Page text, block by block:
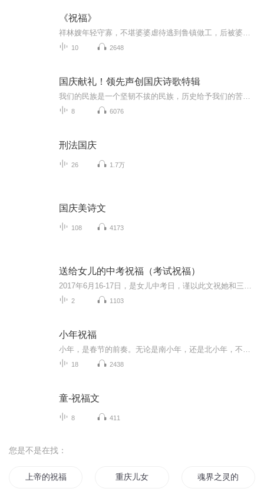
《祝福》
10 2648
国庆献礼！领先声创国庆诗歌特辑
8 6076
刑法国庆
26 1.7万
国庆美诗文
108 4173
送给女儿的中考祝福（考试祝福）
2 1103
小年祝福
18 2438
童-祝福文
8 411
您是不是在找：
上帝的祝福 重庆儿女 魂界之灵的祝福